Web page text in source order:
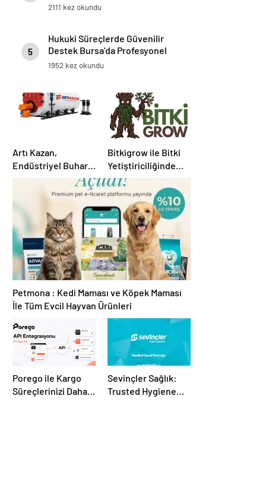
Çözümleri
2111 kez okundu
5
Hukuki Süreçlerde Güvenilir
Destek Bursa’da Profesyonel
Avukatlık Hizmeti
1952 kez okundu
Artı Kazan,
Endüstriyel Buhar
Kazanı
Çözümleriyle
Üretim Tesislerine
Verimli Sistemler
Sunuyor
Bitkigrow ile Bitki
Yetiştiriciliğinde
Doğru Ekipman ve
Ürün Seçimi
Petmona : Kedi Maması ve Köpek Maması
İle Tüm Evcil Hayvan Ürünleri
Porego ile Kargo
Süreçlerinizi Daha
Sevinçler Sağlık:
Trusted Hygiene